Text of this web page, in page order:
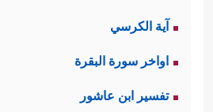
آية الكرسي
اواخر سورة البقرة
تفسير ابن عاشور